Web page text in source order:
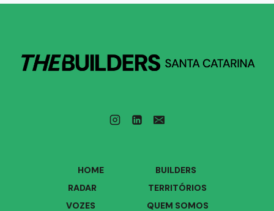
HOME
BUILDERS
RADAR
TERRITÓRIOS
VOZES
QUEM SOMOS